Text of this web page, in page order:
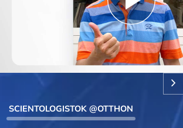
Play
Video
SCIENTOLOGISTOK @OTTHON